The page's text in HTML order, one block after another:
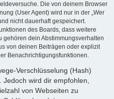
Die von deinem Browser
(User Agent) wird nur in der „Wer
nicht dauerhaft gespeichert.
des Boards, dass weitere
gehören dein Abstimmungsverhalten
von deinen Beiträgen oder explizit
Benachrichtigungsfunktionen.
Verschlüsselung (Hash)
wird dir empfohlen,
von Webseiten zu